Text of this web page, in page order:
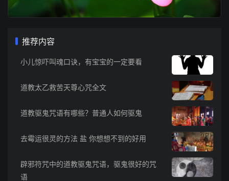
推荐内容
小儿惊吓叫魂口诀，有宝宝的一定要看
道教太乙救苦天尊心咒全文
道教驱鬼咒语有哪些？普通人如何驱鬼
去霉运很灵的方法 盐 你想想不到的好用
辟邪符咒中的道教驱鬼咒语，驱鬼很好的咒
语